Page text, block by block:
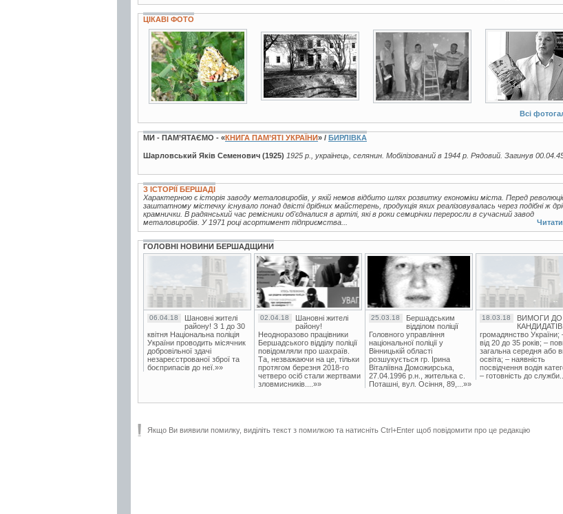
ЦІКАВІ ФОТО
3 фото 4 фото 3 фото
Всі
МИ - ПАМ’ЯТАЄМО - «КНИГА ПАМ’ЯТІ УКРАЇНИ» / БИРЛІВКА
Шарловський Яків Семенович (1925) 1925 р., українець, селянин. Мобілізований в 1944 р. Рядовий. Загинув
З ІСТОРІЇ БЕРШАДІ
Характерною є історія заводу металовиробів, у якій немов відбито шлях розвитку економіки міста. Перед
заштатному містечку існувало понад двісті дрібних майстерень, продукція яких реалізовувалась через подібні ж
крамнички. В радянський час ремісники об'єдналися в артілі, які в роки семирічки переросли в сучасний завод
металовиробів. У 1971 році асортимент підприємства...
ГОЛОВНІ НОВИНИ БЕРШАДЩИНИ
06.04.18
Шановні жителі
району! З 1 до 30
квітня Національна поліція
України проводить місячник
добровільної здачі
незареєстрованої зброї та
боєприпасів до неї.»»
02.04.18
Шановні жителі
району!
Неодноразово працівники
Бершадського відділу поліції
повідомляли про шахраїв.
Та, незважаючи на це, тільки
протягом березня 2018-го
четверо осіб стали жертвами
зловмисників....»»
25.03.18
Бершадським
відділом поліції
Головного управління
національної поліції у
Вінницькій області
розшукується гр. Ірина
Віталіївна Доможирська,
27.04.1996 р.н., жителька с.
Поташні, вул. Осіння, 89,...»»
18.03.18
ВИМОГИ ДО
громадянство України;
від 20 до 35 років; –
загальна середня або
освіта; – наявність
посвідчення водія
– готовність до
Якщо Ви виявили помилку, виділіть текст з помилкою та натисніть Ctrl+Enter щоб повідомити про це редакцію